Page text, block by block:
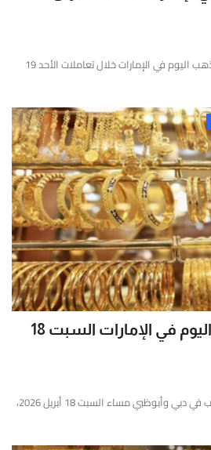
استقرار تام يسيطر على أسعار الذهب اليوم في الإمارات خلال تعاملات الأحد 19
سعر الذهب مساء اليوم في الإمارات السبت 18
هدوء نسبي يسود أسواق الذهب في دبي وأبوظبي مساء السبت 18 أبريل 2026،